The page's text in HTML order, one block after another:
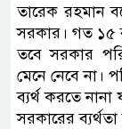
তারেক রহমান
সরকার। গত ১৫
তবে সরকার
মেনে নেবে না।
ব্যর্থ করতে নানা
সরকারের